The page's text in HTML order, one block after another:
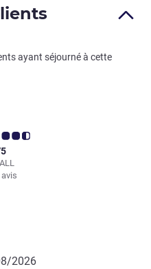
ayant séjourné à cette
avis
5
2026